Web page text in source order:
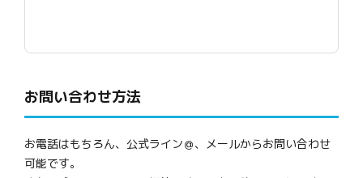
お問い合わせ方法
お電話はもちろん、公式ライン＠、メールからお問い合わせ
可能です。